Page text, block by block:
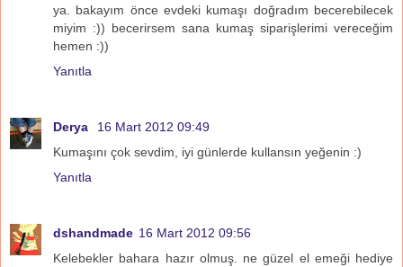
ya. bakayım önce evdeki kumaşı doğradım becerebilecek
miyim :)) becerirsem sana kumaş siparişlerimi vereceğim
hemen :))
Yanıtla
Derya
16 Mart 2012 09:49
Kumaşını çok sevdim, iyi günlerde kullansın yeğenin :)
Yanıtla
dshandmade 16 Mart 2012 09:56
Kelebekler bahara hazır olmuş. ne güzel el emeği hediye